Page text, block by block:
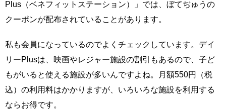
Plus（ベネフィットステーション）」では、ぼてぢゅうの
クーポンが配布されていることがあります。
私も会員になっているのでよくチェックしています。デイ
リーPlusは、映画やレジャー施設の割引もあるので、子ど
もがいると使える施設が多いんですよね。月額550円（税
込）の利用料はかかりますが、いろいろな施設を利用する
ならお得です。